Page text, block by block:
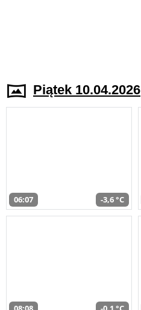
Piątek 10.04.2026
06:07 -3,6 °C